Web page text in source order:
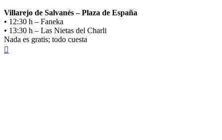
Villarejo de Salvanés – Plaza de España
• 12:30 h – Faneka
• 13:30 h – Las Nietas del Charli
Nada es gratis; todo cuesta